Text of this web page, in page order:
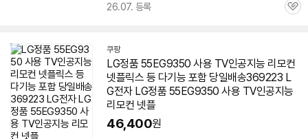
26.07. 등록
관
쿠팡
LG정품 55EG9350 사용 TV인공지능 리모컨
넷플릭스 등 다기능 포함 당일배송369223 L
G전자 LG정품 55EG9350 사용 TV인공지능
리모컨 넷플
46,400원